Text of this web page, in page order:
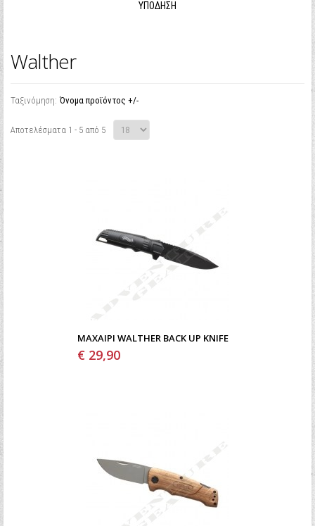
ΥΠΌΔΗΣΗ
Walther
Ταξινόμηση: Όνομα προϊόντος +/-
Αποτελέσματα 1 - 5 από 5
ΜΑΧΑΊΡΙ WALTHER BACK UP KNIFE
€ 29,90